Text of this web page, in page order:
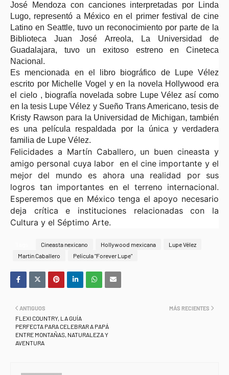
José Mendoza con canciones interpretadas por Linda
Lugo, representó a México en el primer festival de cine
Latino en Seattle, tuvo un reconocimiento por parte de la
Biblioteca Juan José Arreola, La Universidad de
Guadalajara, tuvo un exitoso estreno en Cineteca
Nacional.
Es mencionada en el libro biográfico de Lupe Vélez
escrito por Michelle Vogel y en la novela Hollywood era
el cielo , biografía novelada sobre Lupe Vélez así como
en la tesis Lupe Vélez y Sueño Trans Americano, tesis de
Kristy Rawson para la Universidad de Michigan, también
es una película respaldada por la única y verdadera
familia de Lupe Vélez.
Felicidades a Martín Caballero, un buen cineasta y
amigo personal cuya labor en el cine importante y el
mejor del mundo es ahora una realidad por sus
logros tan importantes en el terreno internacional.
Esperemos que en México tenga el apoyo necesario
deja crítica e instituciones relacionadas con la
Cultura y el Séptimo Arte.
Cineasta nexicano Hollywood mexicana
Lupe Vélez
Martin Caballero
Película "Forever Lupe"
MÁS RECIENTES
ANTIGUOS
FLEXI COUNTRY, LA GUÍA
PERFECTA PARA CELEBRAR A PAPÁ
ENTRE MONTAÑAS, NATURALEZA Y
AVENTURA